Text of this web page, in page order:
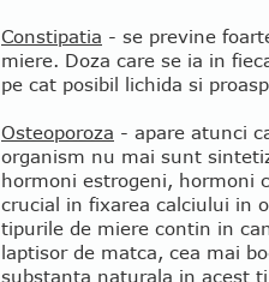
Constipatia - se previne
miere. Doza care se ia in
pe cat posibil lichida si
Osteoporoza - apare atunci
organism nu mai sunt
hormoni estrogeni, hormoni
crucial in fixarea calciului in
tipurile de miere contin in
laptisor de matca, cea mai
substanta naturala in acest